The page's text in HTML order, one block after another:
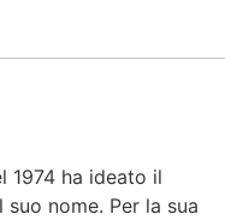
1974 ha ideato il
nome. Per la sua